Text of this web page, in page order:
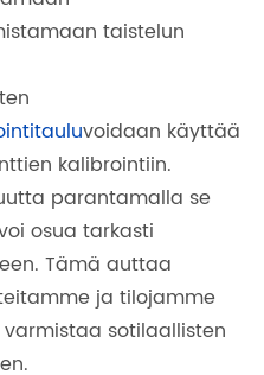
taistelun
voidaan käyttää
kalibrointiin.
parantamalla se
osua tarkasti
Tämä auttaa
ja tilojamme
sotilaallisten